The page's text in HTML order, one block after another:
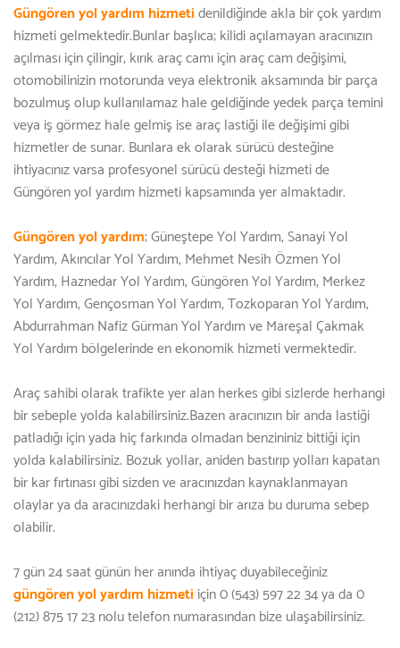
Güngören yol yardım hizmetidenildiğinde akla bir çok yardım
hizmeti gelmektedir.Bunlar başlıca; kilidi açılamayan aracınızın
açılması için çilingir, kırık araç camı için araç cam değişimi,
otomobilinizin motorunda veya elektronik aksamında bir parça
bozulmuş olup kullanılamaz hale geldiğinde yedek parça temini
veya iş görmez hale gelmiş ise araç lastiği ile değişimi gibi
hizmetler de sunar. Bunlara ek olarak sürücü desteğine
ihtiyacınız varsa profesyonel sürücü desteği hizmeti de
Güngören yol yardım hizmeti kapsamında yer almaktadır.
Güngören yol yardım; Güneştepe Yol Yardım, Sanayi Yol
Yardım, Akıncılar Yol Yardım, Mehmet Nesih Özmen Yol
Yardım, Haznedar Yol Yardım, Güngören Yol Yardım, Merkez
Yol Yardım, Gençosman Yol Yardım, Tozkoparan Yol Yardım,
Abdurrahman Nafiz Gürman Yol Yardım ve Mareşal Çakmak
Yol Yardım bölgelerinde en ekonomik hizmeti vermektedir.
Araç sahibi olarak trafikte yer alan herkes gibi sizlerde herhangi
bir sebeple yolda kalabilirsiniz.Bazen aracınızın bir anda lastiği
patladığı için yada hiç farkında olmadan benzininiz bittiği için
yolda kalabilirsiniz. Bozuk yollar, aniden bastırıp yolları kapatan
bir kar fırtınası gibi sizden ve aracınızdan kaynaklanmayan
olaylar ya da aracınızdaki herhangi bir arıza bu duruma sebep
olabilir.
7 gün 24 saat günün her anında ihtiyaç duyabileceğiniz
güngören yol yardım hizmeti için 0 (543) 597 22 34 ya da 0
(212) 875 17 23 nolu telefon numarasından bize ulaşabilirsiniz.